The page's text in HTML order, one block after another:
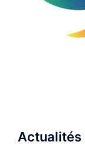
Actualités